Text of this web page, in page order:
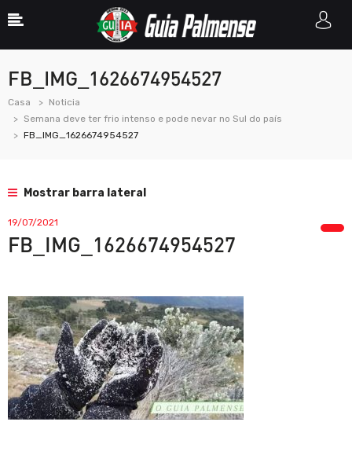
FB_IMG_1626674954527
Casa
Noticia
Semana deve ter frio intenso e pode nevar no Sul do país
FB_IMG_1626674954527
Mostrar barra lateral
19/07/2021
FB_IMG_1626674954527